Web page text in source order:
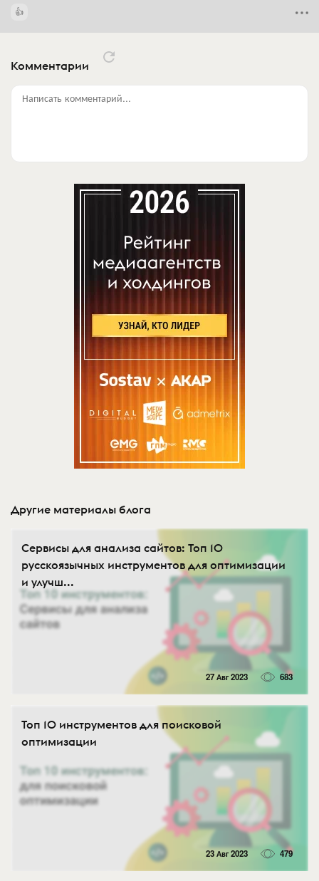
Комментарии
Написать комментарий...
Другие материалы блога
Сервисы для анализа сайтов: Топ 10
русскоязычных инструментов для оптимизации
и улучш...
27 Авг 2023 683
Топ 10 инструментов для поисковой
оптимизации
23 Авг 2023 479